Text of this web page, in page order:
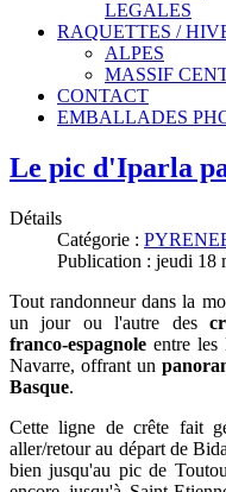
LEGALES
RAQUETTES /
ALPES
MASSIF
CONTACT
EMBALLADES
Le pic d'Iparla
Détails
Catégorie :
Publication : jeudi 18
Tout randonneur dans la
un jour ou l'autre des
franco-espagnole entre les
Navarre, offrant un
Basque.
Cette ligne de crête fait
aller/retour au départ de
bien jusqu'au pic de